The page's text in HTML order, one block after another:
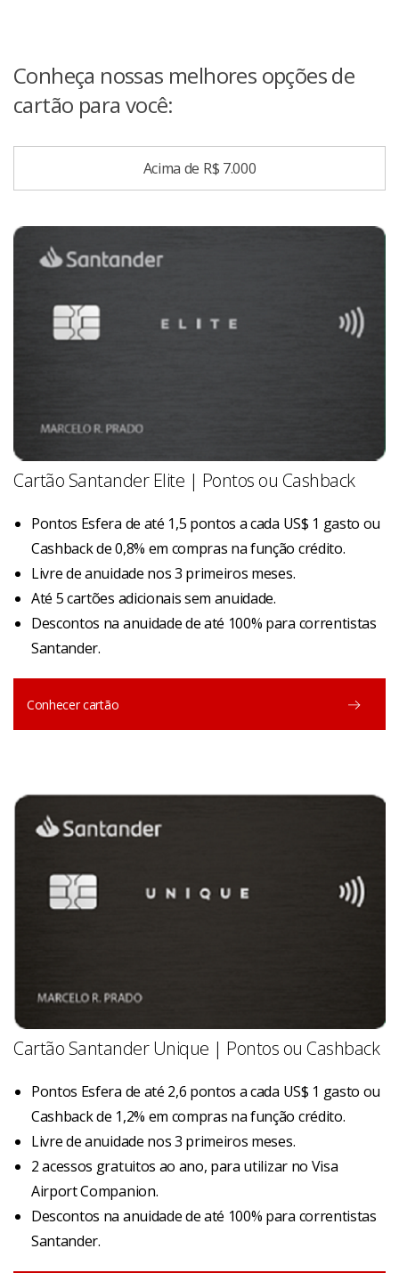
Conheça nossas melhores opções de
cartão para você:
Acima de R$ 7.000
Cartão Santander Elite | Pontos ou Cashback
Pontos Esfera de até 1,5 pontos a cada US$ 1 gasto ou
Cashback de 0,8% em compras na função crédito.
Livre de anuidade nos 3 primeiros meses.
Até 5 cartões adicionais sem anuidade.
Descontos na anuidade de até 100% para correntistas
Santander.
Conhecer cartão
Cartão Santander Unique | Pontos ou Cashback
Pontos Esfera de até 2,6 pontos a cada US$ 1 gasto ou
Cashback de 1,2% em compras na função crédito.
Livre de anuidade nos 3 primeiros meses.
2 acessos gratuitos ao ano, para utilizar no Visa
Airport Companion.
Descontos na anuidade de até 100% para correntistas
Santander.